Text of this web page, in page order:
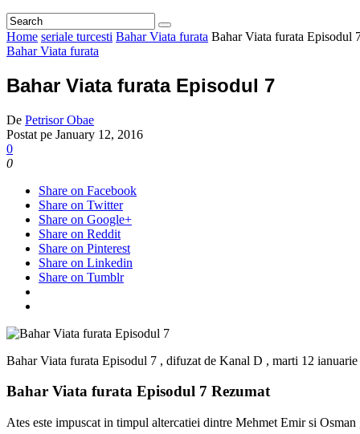
Home seriale turcesti Bahar Viata furata Bahar Viata furata Episodul
Bahar Viata furata
Bahar Viata furata Episodul 7
De Petrisor Obae
Postat pe January 12, 2016
0
0
Share on Facebook
Share on Twitter
Share on Google+
Share on Reddit
Share on Pinterest
Share on Linkedin
Share on Tumblr
Bahar Viata furata Episodul 7 , difuzat de Kanal D , marti 12
Bahar Viata furata Episodul 7 Rezumat
Ates este impuscat in timpul altercatiei dintre Mehmet Emir si